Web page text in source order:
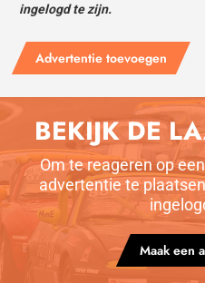
ingelogd te zijn.
Advertentie toevoegen
BEKIJK DE
Om te reageren op
advertentie te
Maak een